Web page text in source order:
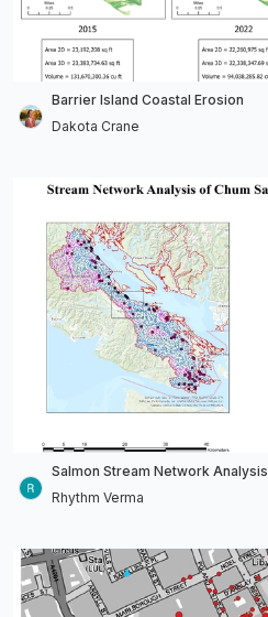
Barrier Island Coastal Erosion
Dakota Crane
Salmon Stream Network Analysis
Rhythm Verma